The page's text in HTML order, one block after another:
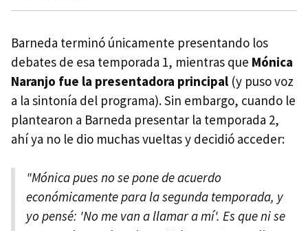
Barneda terminó únicamente presentando los
debates de esa temporada 1, mientras que Mónica
Naranjo fue la presentadora principal (y puso voz
a la sintonía del programa). Sin embargo, cuando le
plantearon a Barneda presentar la temporada 2,
ahí ya no le dio muchas vueltas y decidió acceder:
"Mónica pues no se pone de acuerdo
económicamente para la segunda temporada, y
yo pensé: 'No me van a llamar a mí'. Es que ni se